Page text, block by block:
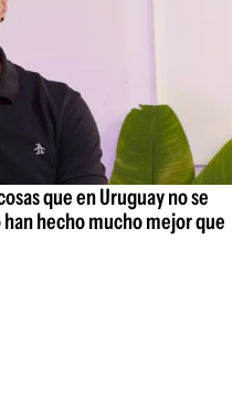
que en Uruguay no se
hecho mucho mejor que